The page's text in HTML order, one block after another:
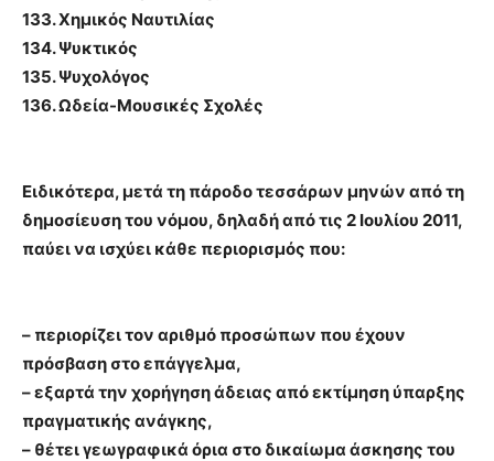
133. Χημικός Ναυτιλίας
134. Ψυκτικός
135. Ψυχολόγος
136. Ωδεία-Μουσικές Σχολές
Ειδικότερα, μετά τη πάροδο τεσσάρων μηνών από τη
δημοσίευση του νόμου, δηλαδή από τις 2 Ιουλίου 2011,
παύει να ισχύει κάθε περιορισμός που:
– περιορίζει τον αριθμό προσώπων που έχουν
πρόσβαση στο επάγγελμα,
– εξαρτά την χορήγηση άδειας από εκτίμηση ύπαρξης
πραγματικής ανάγκης,
– θέτει γεωγραφικά όρια στο δικαίωμα άσκησης του